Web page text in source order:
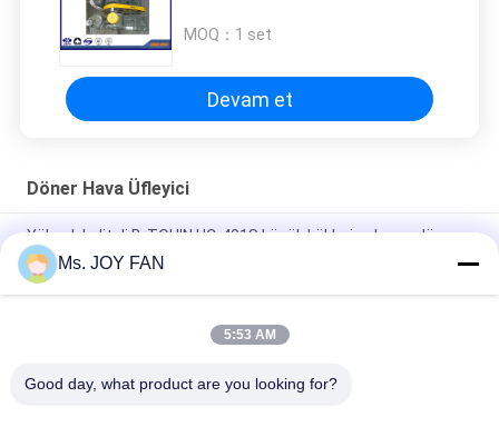
MOQ： 1 set
Devam et
Döner Hava Üfleyici
Yüksek kaliteli B-TOHIN HC-401S küçük kökleri solucan döner
hava solucan
DN80 Rotary Air Blower, düşük sesli arıtıcı su arıtma üfleyici
0.35-0.31 m3 / dk Hava Döner Üfleyici, HC-30S V kayış tahrikli
Ms. JOY FAN
5:53 AM
Good day, what product are you looking for?